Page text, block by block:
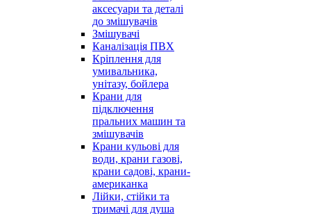
аксесуари та деталі
до змішувачів
Змішувачі
Каналізація ПВХ
Кріплення для
умивальника,
унітазу, бойлера
Крани для
підключення
пральних машин та
змішувачів
Крани кульові для
води, крани газові,
крани садові, крани-
американка
Лійки, стійки та
тримачі для душа